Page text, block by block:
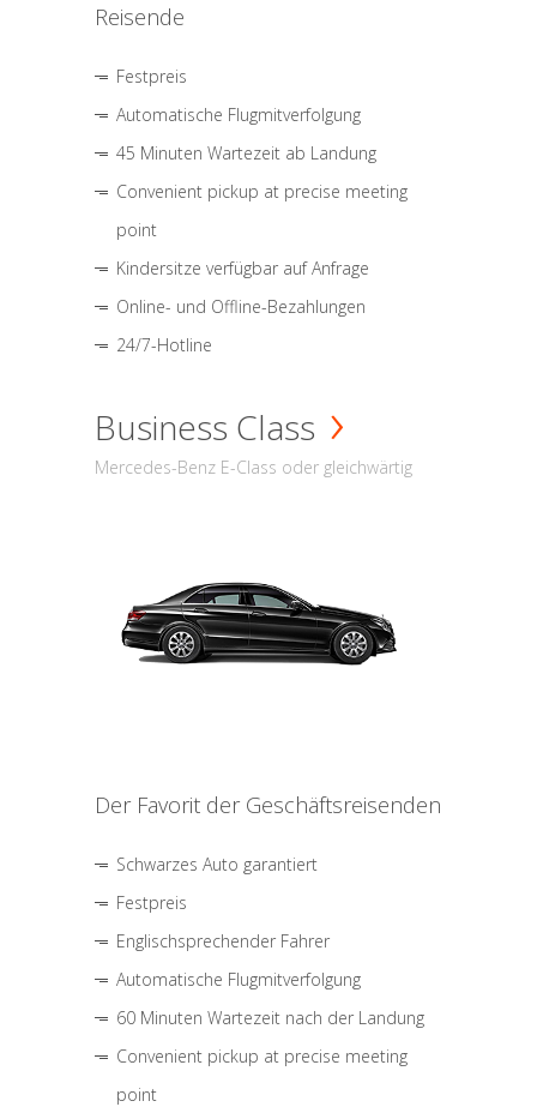
Reisende
Festpreis
Automatische Flugmitverfolgung
45 Minuten Wartezeit ab Landung
Convenient pickup at precise meeting
point
Kindersitze verfügbar auf Anfrage
Online- und Offline-Bezahlungen
24/7-Hotline
Business Class
Mercedes-Benz E-Class oder gleichwärtig
Der Favorit der Geschäftsreisenden
Schwarzes Auto garantiert
Festpreis
Englischsprechender Fahrer
Automatische Flugmitverfolgung
60 Minuten Wartezeit nach der Landung
Convenient pickup at precise meeting
point